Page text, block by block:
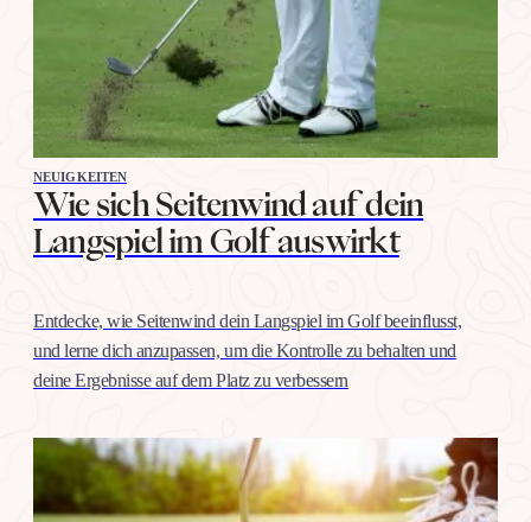
NEUIGKEITEN
Wie sich Seitenwind auf dein
Langspiel im Golf auswirkt
Entdecke, wie Seitenwind dein Langspiel im Golf beeinflusst,
und lerne dich anzupassen, um die Kontrolle zu behalten und
deine Ergebnisse auf dem Platz zu verbessern